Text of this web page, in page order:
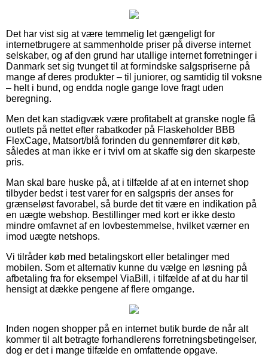
Det har vist sig at være temmelig let gængeligt for
internetbrugere at sammenholde priser på diverse internet
selskaber, og af den grund har utallige internet forretninger i
Danmark set sig tvunget til at formindske salgspriserne på
mange af deres produkter – til juniorer, og samtidig til voksne
– helt i bund, og endda nogle gange love fragt uden
beregning.
Men det kan stadigvæk være profitabelt at granske nogle få
outlets på nettet efter rabatkoder på Flaskeholder BBB
FlexCage, Matsort/blå forinden du gennemfører dit køb,
således at man ikke er i tvivl om at skaffe sig den skarpeste
pris.
Man skal bare huske på, at i tilfælde af at en internet shop
tilbyder bedst i test varer for en salgspris der anses for
grænseløst favorabel, så burde det tit være en indikation på
en uægte webshop. Bestillinger med kort er ikke desto
mindre omfavnet af en lovbestemmelse, hvilket værner en
imod uægte netshops.
Vi tilråder køb med betalingskort eller betalinger med
mobilen. Som et alternativ kunne du vælge en løsning på
afbetaling fra for eksempel ViaBill, i tilfælde af at du har til
hensigt at dække pengene af flere omgange.
Inden nogen shopper på en internet butik burde de når alt
kommer til alt betragte forhandlerens forretningsbetingelser,
dog er det i mange tilfælde en omfattende opgave.